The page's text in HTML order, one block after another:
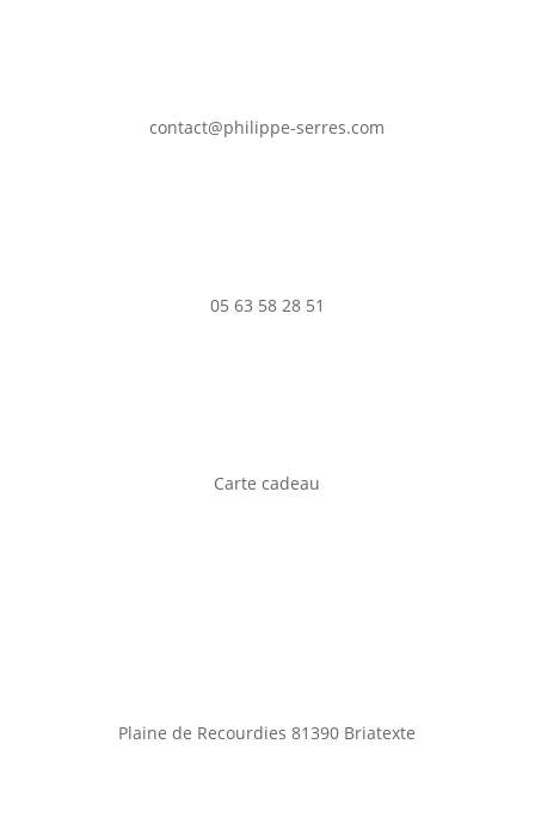
contact@philippe-serres.com
05 63 58 28 51
Carte cadeau
Plaine de Recourdies81390 Briatexte